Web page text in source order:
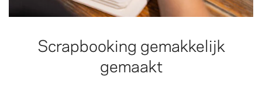
Scrapbooking gemakkelijk
gemaakt